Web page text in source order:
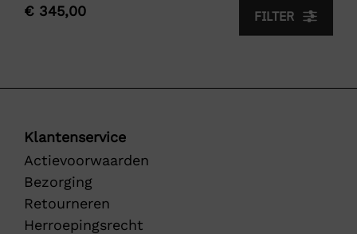
FILTER
€ 345,00
Klantenservice
Actievoorwaarden
Bezorging
Retourneren
Herroepingsrecht